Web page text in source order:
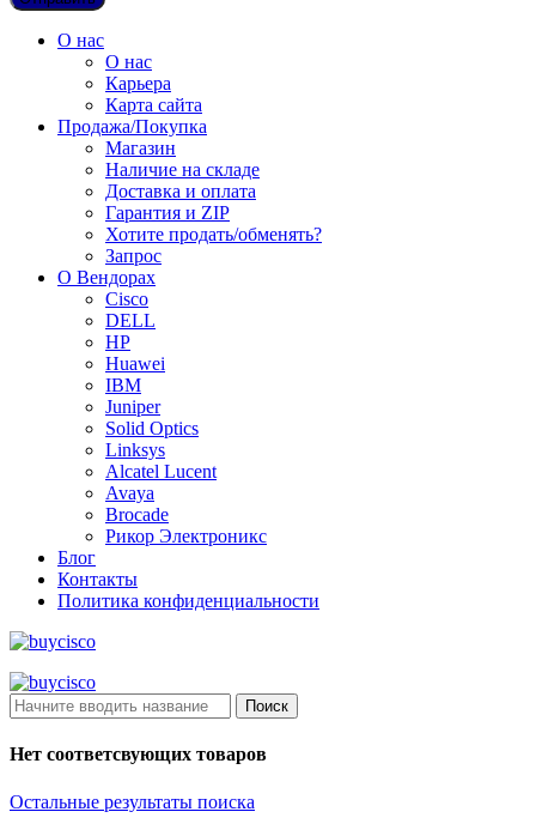
О нас
О нас
Карьера
Карта сайта
Продажа/Покупка
Магазин
Наличие на складе
Доставка и оплата
Гарантия и ZIP
Хотите продать/обменять?
Запрос
О Вендорах
Cisco
DELL
HP
Huawei
IBM
Juniper
Solid Optics
Linksys
Alcatel Lucent
Avaya
Brocade
Рикор Электроникс
Блог
Контакты
Политика конфиденциальности
Поиск
Нет соответсвующих товаров
Остальные результаты поиска